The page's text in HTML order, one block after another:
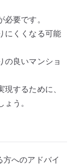
要です。
にくくなる可能
の良いマンショ
するために、
う。
へのアドバイ